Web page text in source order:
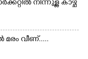
നിന്നുള്ള കാഴ്ച
വീണ്.....